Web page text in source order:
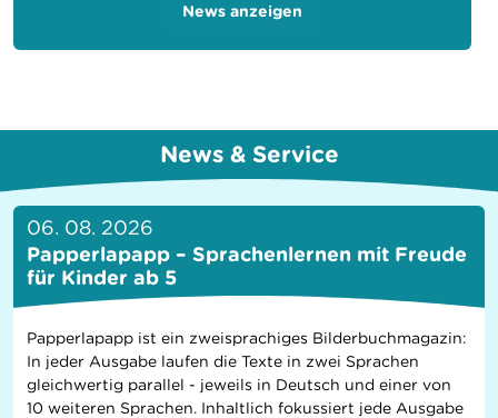
News anzeigen
News & Service
06. 08. 2026
Papperlapapp – Sprachenlernen mit Freude
für Kinder ab 5
Papperlapapp ist ein zweisprachiges Bilderbuchmagazin:
In jeder Ausgabe laufen die Texte in zwei Sprachen
gleichwertig parallel - jeweils in Deutsch und einer von
10 weiteren Sprachen. Inhaltlich fokussiert jede Ausgabe